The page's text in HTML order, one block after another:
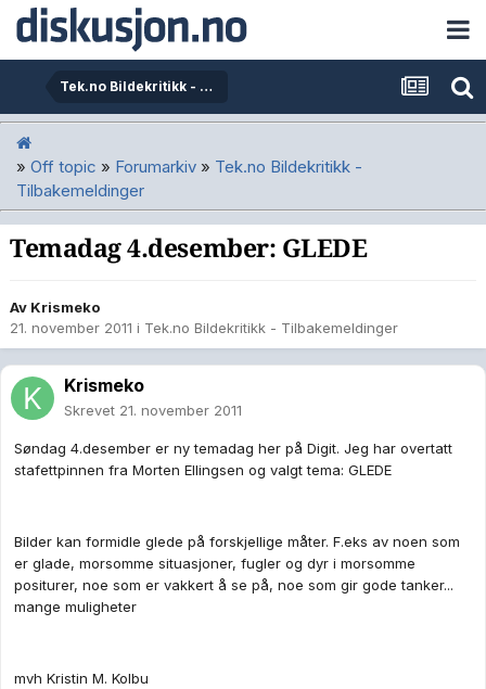
Tek.no Bildekritikk - Tilbakemeldinger
» Off topic » Forumarkiv » Tek.no Bildekritikk -
Tilbakemeldinger
Temadag 4.desember: GLEDE
Av Krismeko
21. november 2011 i Tek.no Bildekritikk - Tilbakemeldinger
Krismeko
Skrevet 21. november 2011
Søndag 4.desember er ny temadag her på Digit. Jeg har overtatt
stafettpinnen fra Morten Ellingsen og valgt tema: GLEDE
Bilder kan formidle glede på forskjellige måter. F.eks av noen som
er glade, morsomme situasjoner, fugler og dyr i morsomme
positurer, noe som er vakkert å se på, noe som gir gode tanker...
mange muligheter
mvh Kristin M. Kolbu